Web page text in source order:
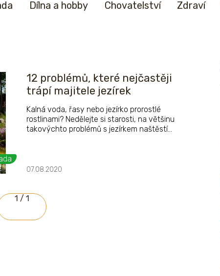
Dílna a hobby Chovatelství Zdraví
12 problémů, které nejčastěji
trápí majitele jezírek
Kalná voda, řasy nebo jezírko prorostlé
rostlinami? Nedělejte si starosti, na většinu
takovýchto problémů s jezírkem naštěstí
07.08.2020
1 / 1